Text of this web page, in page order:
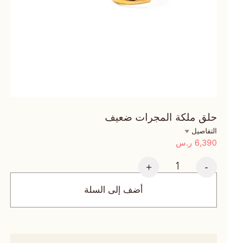
حلق ملكة المجرات ضعيف
التفاصيل
6,390 ر.س
-
+
أضف إلى السلة